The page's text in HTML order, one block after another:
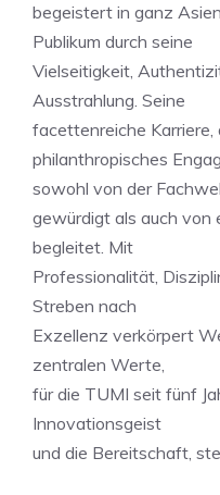
begeistert in ganz
Publikum durch seine
Vielseitigkeit,
Ausstrahlung. Seine
facettenreiche Karriere,
philanthropisches
sowohl von der
gewürdigt als auch von
begleitet. Mit
Professionalität,
Streben nach
Exzellenz verkörpert
zentralen Werte,
für die TUMI seit fünf
Innovationsgeist
und die Bereitschaft,